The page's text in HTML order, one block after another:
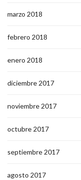
marzo 2018
febrero 2018
enero 2018
diciembre 2017
noviembre 2017
octubre 2017
septiembre 2017
agosto 2017